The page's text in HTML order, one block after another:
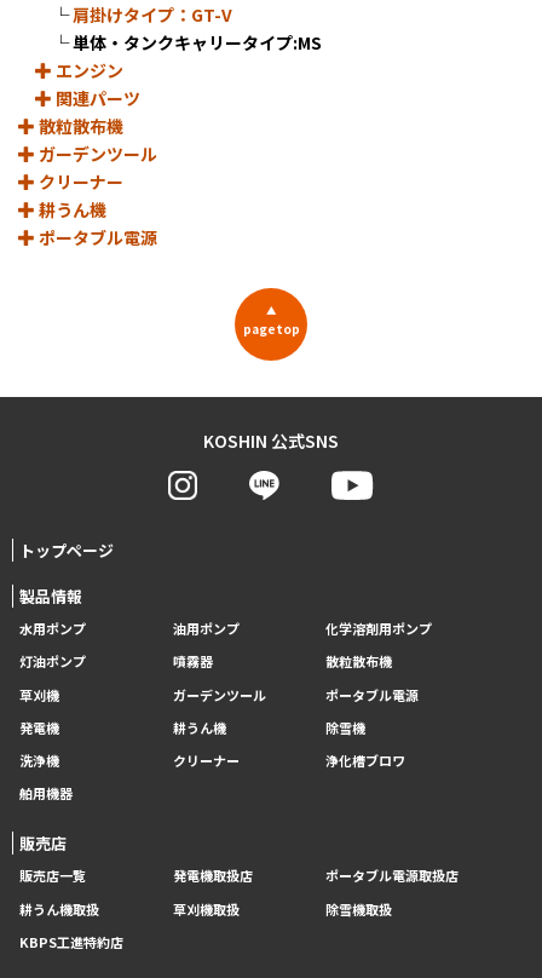
└肩掛けタイプ：GT-V
└単体・タンクキャリータイプ:MS
エンジン
関連パーツ
散粒散布機
ガーデンツール
クリーナー
耕うん機
ポータブル電源
▲
pagetop
KOSHIN 公式SNS
トップページ
製品情報
水用ポンプ 油用ポンプ
化学溶剤用ポンプ
灯油ポンプ
噴霧器
散粒散布機
草刈機
ガーデンツール
ポータブル電源
発電機
耕うん機
除雪機
洗浄機
クリーナー
浄化槽ブロワ
舶用機器
販売店
販売店一覧 発電機取扱店
ポータブル電源取扱店
耕うん機取扱
草刈機取扱
除雪機取扱
KBPS工進特約店